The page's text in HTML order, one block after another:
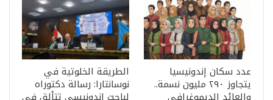
عدد سكان إندونيسيا
يتجاوز ٢٩٠ مليون نسمة..
الطريقة الخلوتية في
نوسانتارا: رسالة دكتوراه